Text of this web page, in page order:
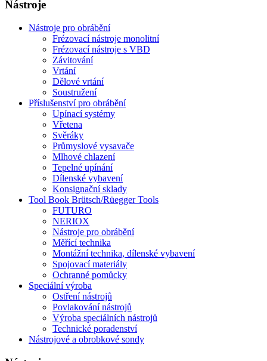
Nástroje
Nástroje pro obrábění
Frézovací nástroje monolitní
Frézovací nástroje s VBD
Závitování
Vrtání
Dělové vrtání
Soustružení
Příslušenství pro obrábění
Upínací systémy
Vřetena
Svěráky
Průmyslové vysavače
Mlhové chlazení
Tepelné upínání
Dílenské vybavení
Konsignační sklady
Tool Book Brütsch/Rüegger Tools
FUTURO
NERIOX
Nástroje pro obrábění
Měřící technika
Montážní technika, dílenské vybavení
Spojovací materiály
Ochranné pomůcky
Speciální výroba
Ostření nástrojů
Povlakování nástrojů
Výroba speciálních nástrojů
Technické poradenství
Nástrojové a obrobkové sondy